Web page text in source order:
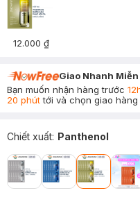
12.000 ₫
Giao Nhanh Miễn
Bạn muốn nhận hàng trước
20 phúttới và chọn giao hàng
Chiết xuất: Panthenol